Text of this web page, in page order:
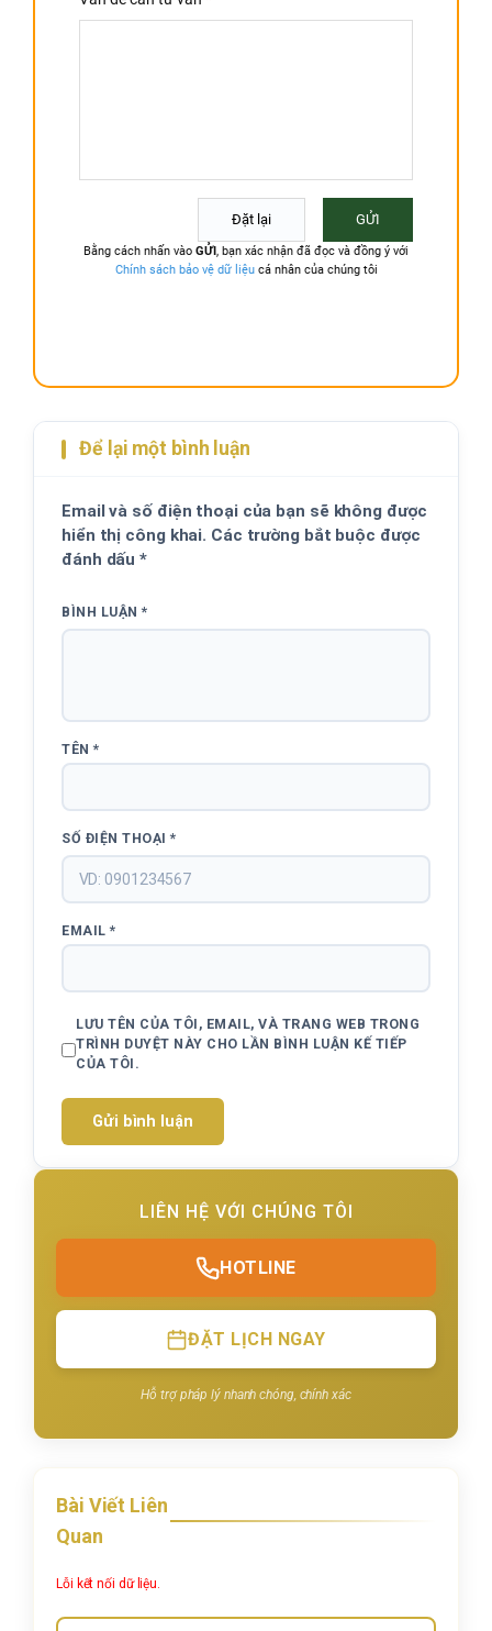
Để lại một bình luận
Email và số điện thoại của bạn sẽ không được
hiển thị công khai. Các trường bắt buộc được
đánh dấu*
BÌNH LUẬN*
TÊN*
SỐ ĐIỆN THOẠI*
EMAIL*
LƯU TÊN CỦA TÔI, EMAIL, VÀ TRANG WEB TRONG
TRÌNH DUYỆT NÀY CHO LẦN BÌNH LUẬN KẾ TIẾP
CỦA TÔI.
LIÊN HỆ VỚI CHÚNG TÔI
HOTLINE
ĐẶT LỊCH NGAY
Hỗ trợ pháp lý nhanh chóng, chính xác
Bài Viết Liên
Quan
Lỗi kết nối dữ liệu.